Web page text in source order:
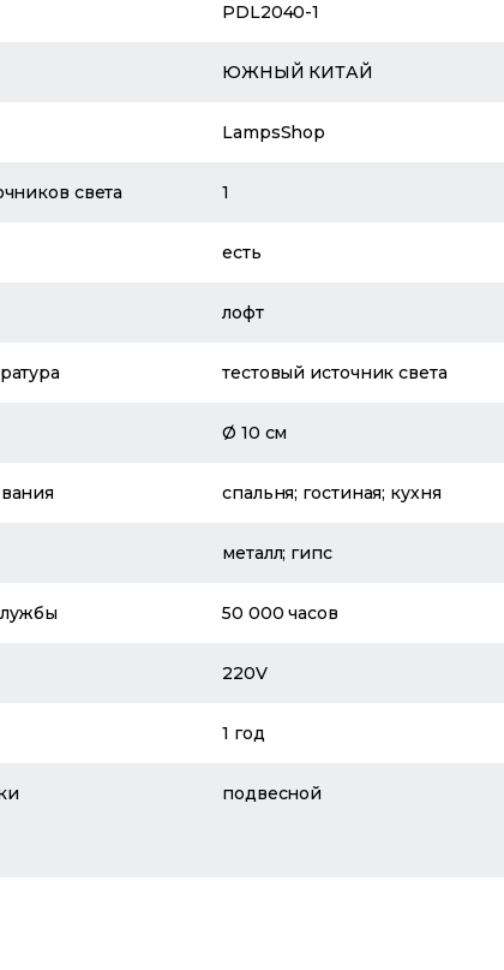
PDL2040-1
ЮЖНЫЙ КИТАЙ
LampsShop
света 1
есть
лофт
тестовый источник света
Ø 10 см
спальня; гостиная; кухня
металл; гипс
50 000 часов
220V
1 год
подвесной